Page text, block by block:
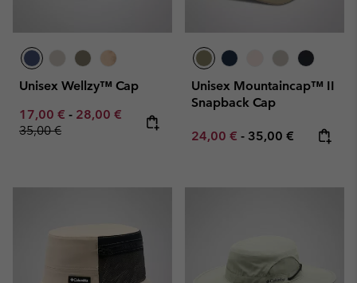
Unisex Wellzy™ Cap
Minimum sale price:
17,00 € - Maximum sale price:
28,00 € Regular price:
35,00 €
Unisex Mountaincap™ II
Snapback Cap
Minimum sale price:
24,00 € - Maximum price:
35,00 €